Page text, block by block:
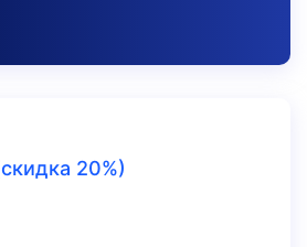
20%)